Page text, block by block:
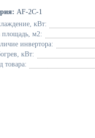
AF-2C-1
кВт:
площадь, м2:
инвертора:
кВт:
товара: